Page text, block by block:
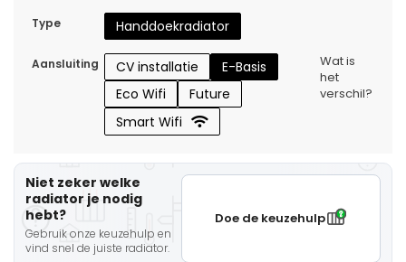
Type Handdoekradiator
Aansluiting CV installatie
E-Basis
Eco Wifi
Future
Smart Wifi
Wat is
het
verschil?
Niet zeker welke
radiator je nodig
hebt?
Gebruik onze keuzehulp en
vind snel de juiste radiator.
Doe de keuzehulp